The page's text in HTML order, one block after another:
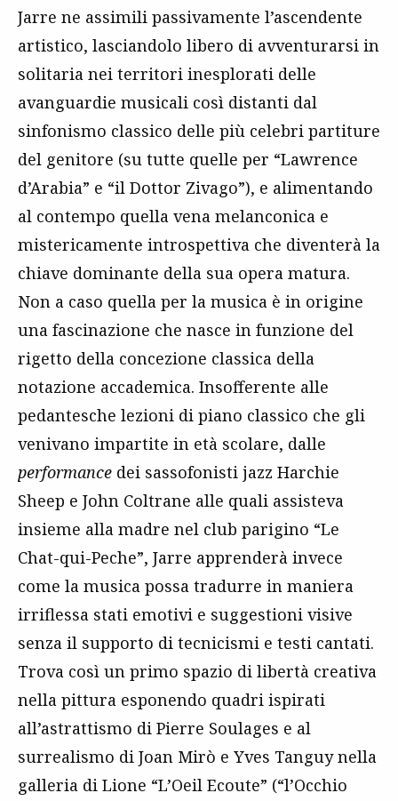
Jarre ne assimili passivamente l’ascendente
artistico, lasciandolo libero di avventurarsi in
solitaria nei territori inesplorati delle
avanguardie musicali così distanti dal
sinfonismo classico delle più celebri partiture
del genitore (su tutte quelle per “Lawrence
d’Arabia” e “il Dottor Zivago”), e alimentando
al contempo quella vena melanconica e
mistericamente introspettiva che diventerà la
chiave dominante della sua opera matura.
Non a caso quella per la musica è in origine
una fascinazione che nasce in funzione del
rigetto della concezione classica della
notazione accademica. Insofferente alle
pedantesche lezioni di piano classico che gli
venivano impartite in età scolare, dalle
performance dei sassofonisti jazz Harchie
Sheep e John Coltrane alle quali assisteva
insieme alla madre nel club parigino “Le
Chat-qui-Peche”, Jarre apprenderà invece
come la musica possa tradurre in maniera
irriflessa stati emotivi e suggestioni visive
senza il supporto di tecnicismi e testi cantati.
Trova così un primo spazio di libertà creativa
nella pittura esponendo quadri ispirati
all’astrattismo di Pierre Soulages e al
surrealismo di Joan Mirò e Yves Tanguy nella
galleria di Lione “L’Oeil Ecoute” (“l’Occhio